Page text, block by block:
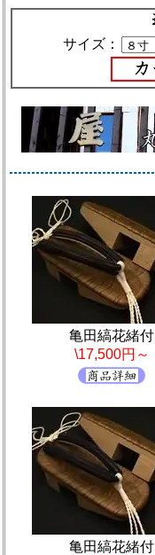
サイズ：
亀田縞花緒付
\17,500円～
亀田縞花緒付